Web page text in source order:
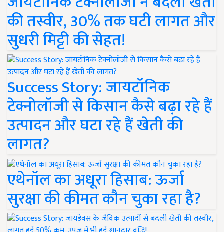
की तस्वीर, 30% तक घटी लागत और
सुधरी मिट्टी की सेहत!
Success Story: जायटॉनिक
टेक्नोलॉजी से किसान कैसे बढ़ा रहे हैं
उत्पादन और घटा रहे हैं खेती की
लागत?
एथेनॉल का अधूरा हिसाब: ऊर्जा
सुरक्षा की कीमत कौन चुका रहा है?